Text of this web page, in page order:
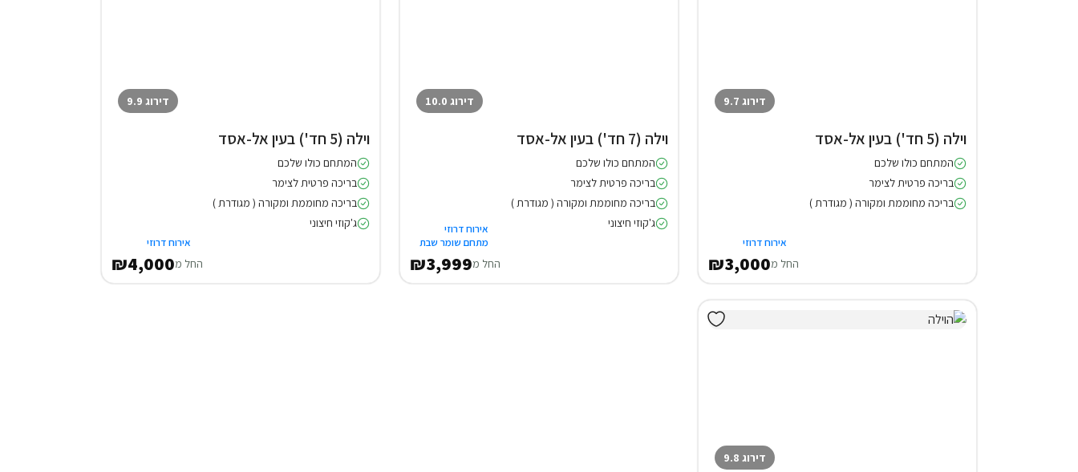
דירוג 9.7
וילה (5 חד') בעין אל-אסד
המתחם כולו שלכם
בריכה פרטית לצימר
בריכה מחוממת ומקורה ( מגודרת )
אירוח דרוזי
החל מ₪3,000
דירוג 10.0
וילה (7 חד') בעין אל-אסד
המתחם כולו שלכם
בריכה פרטית לצימר
בריכה מחוממת ומקורה ( מגודרת )
ג'קוזי חיצוני
אירוח דרוזי
מתחם שומר שבת
החל מ₪3,999
דירוג 9.9
וילה (5 חד') בעין אל-אסד
המתחם כולו שלכם
בריכה פרטית לצימר
בריכה מחוממת ומקורה ( מגודרת )
ג'קוזי חיצוני
אירוח דרוזי
החל מ₪4,000
דירוג 9.8